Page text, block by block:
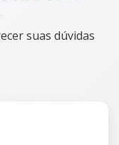
suas dúvidas